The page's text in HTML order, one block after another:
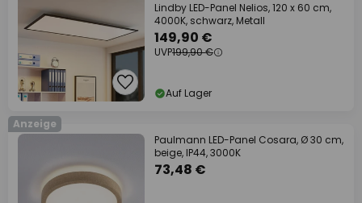
Lindby LED-Panel Nelios, 120 x 60 cm,
4000K, schwarz, Metall
149,90 €
UVP199,90 €
Auf Lager
Anzeige
Paulmann LED-Panel Cosara, Ø 30 cm,
beige, IP44, 3000K
73,48 €